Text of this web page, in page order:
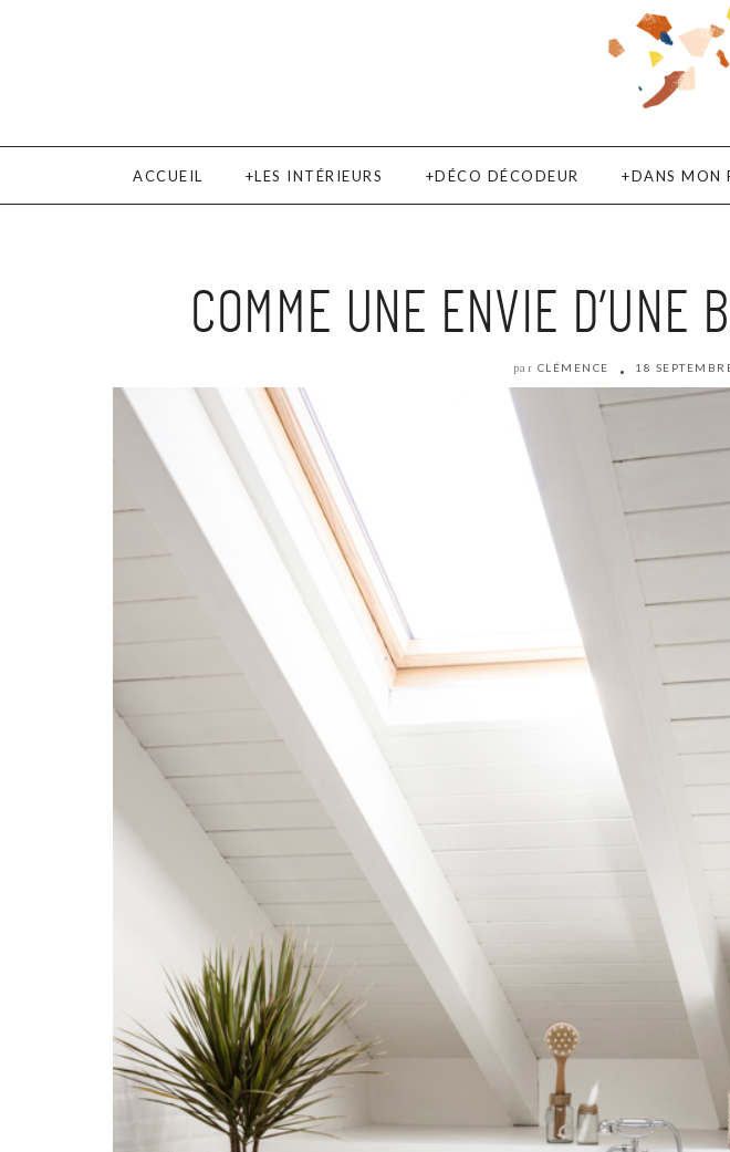
ACCUEIL LES INTÉRIEURS DÉCO DÉCODEUR DANS MON
COMME UNE ENVIE D’UNE
par CLÉMENCE 18